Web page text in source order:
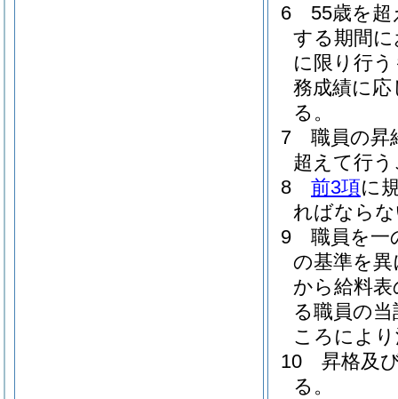
6
55歳を
する期間
に限り行
務成績に
る。
7
職員の昇
超えて行
8
前3項に
ればなら
9
職員を一
の基準を
から給料
る職員の
ころによ
10
昇格及
る。